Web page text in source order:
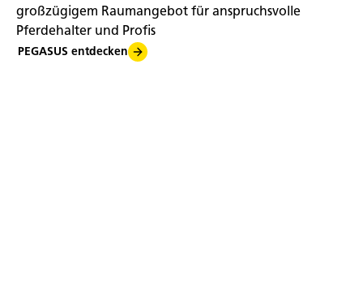
großzügigem Raumangebot für anspruchsvolle
Pferdehalter und Profis
PEGASUS entdecken